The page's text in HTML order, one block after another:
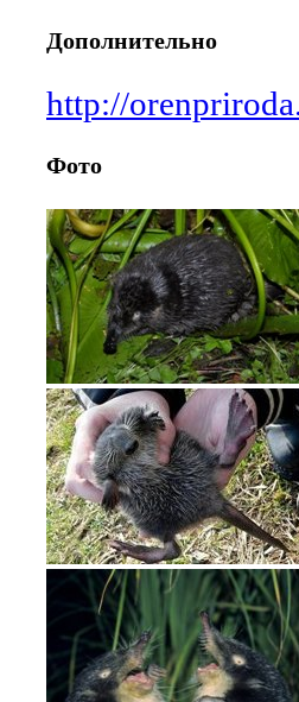
Дополнительно
http://
Фото